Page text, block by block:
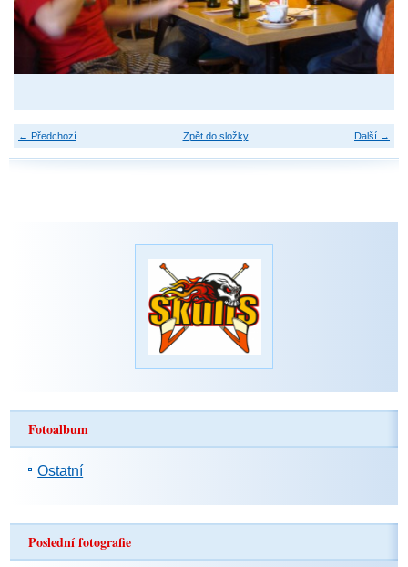
← Předchozí Další →
Zpět do složky
Fotoalbum
Ostatní
Poslední fotografie